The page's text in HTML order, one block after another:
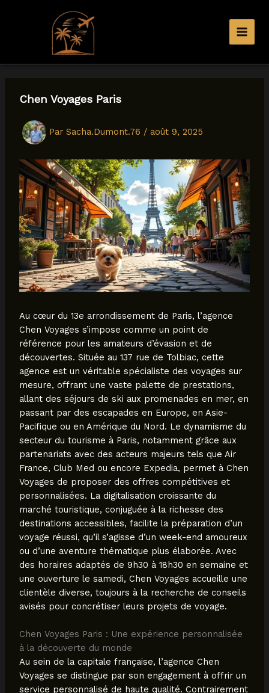
Aller
contenuChen Voyages Paris
Par Sacha.Dumont.76 / août 9, 2025
Au cœur du 13e arrondissement de Paris, l’agence
Chen Voyages s’impose comme un point de
référence pour les amateurs d’évasion et de
découvertes. Située au 137 rue de Tolbiac, cette
agence est un véritable spécialiste des voyages sur
mesure, offrant une vaste palette de prestations,
allant des séjours de ski aux promenades en mer, en
passant par des escapades en Europe, en Asie-
Pacifique ou en Amérique du Nord. Le dynamisme du
secteur du tourisme à Paris, notamment grâce aux
partenariats avec des acteurs majeurs tels que Air
France, Club Med ou encore Expedia, permet à Chen
Voyages de proposer des offres compétitives et
personnalisées. La digitalisation croissante du
marché touristique, conjuguée à la richesse des
destinations accessibles, facilite la préparation d’un
voyage réussi, qu’il s’agisse d’un week-end amoureux
ou d’une aventure thématique plus élaborée. Avec
des horaires adaptés de 9h30 à 18h30 en semaine et
une ouverture le samedi, Chen Voyages accueille une
clientèle diverse, toujours à la recherche de conseils
avisés pour concrétiser leurs projets de voyage.
Chen Voyages Paris : Une expérience personnalisée
à la découverte du monde
Au sein de la capitale française, l’agence Chen
Voyages se distingue par son engagement à offrir un
service personnalisé de haute qualité. Contrairement